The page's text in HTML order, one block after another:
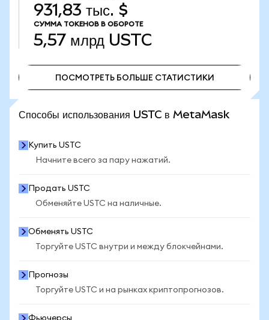
931,83 тыс. $
СУММА ТОКЕНОВ В ОБОРОТЕ
5,57 млрд USTC
ПОСМОТРЕТЬ БОЛЬШЕ СТАТИСТИКИ
Способы использования USTC в MetaMask
Купить USTC
Начните всего за пару нажатий.
Продать USTC
Обменяйте USTC на наличные.
Обменять USTC
Торгуйте USTC внутри и между блокчейнами.
Прогнозы
Торгуйте USTC и на рынках криптопрогнозов.
Фьючерсы